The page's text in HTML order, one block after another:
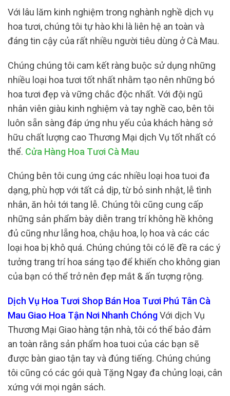
Với lâu lăm kinh nghiệm trong nghành nghề dịch vụ
hoa tươi, chúng tôi tự hào khi là liên hệ an toàn và
đáng tin cậy của rất nhiều người tiêu dùng ở Cà Mau.
Chúng chúng tôi cam kết ràng buộc sử dụng những
nhiều loại hoa tươi tốt nhất nhằm tạo nên những bó
hoa tươi đẹp và vững chắc độc nhất. Với đội ngũ
nhân viên giàu kinh nghiệm và tay nghề cao, bên tôi
luôn sẵn sàng đáp ứng nhu yếu của khách hàng sở
hữu chất lượng cao Thương Mại dịch Vụ tốt nhất có
thể. Cửa Hàng Hoa Tươi Cà Mau
Chúng bên tôi cung ứng các nhiều loại hoa tuoi đa
dạng, phù hợp với tất cả dịp, từ bỏ sinh nhật, lễ tình
nhân, ăn hỏi tới tang lễ. Chúng tôi cũng cung cấp
những sản phẩm bày diễn trang trí không hề không
đủ cũng như lẵng hoa, chậu hoa, lọ hoa và các các
loại hoa bị khô quá. Chúng chúng tôi có lẽ đề ra các ý
tưởng trang trí hoa sáng tạo để khiến cho không gian
của bạn có thể trở nên đẹp mắt & ấn tượng rộng.
Dịch Vụ Hoa Tươi Shop Bán Hoa Tươi Phú Tân Cà
Mau Giao Hoa Tận Nơi Nhanh ChóngVới dịch Vụ
Thương Mại Giao hàng tận nhà, tôi có thể bảo đảm
an toàn rằng sản phẩm hoa tuoi của các bạn sẽ
được bàn giao tận tay và đúng tiếng. Chúng chúng
tôi cũng có các gói quà Tặng Ngay đa chủng loại, cân
xứng với mọi ngân sách.